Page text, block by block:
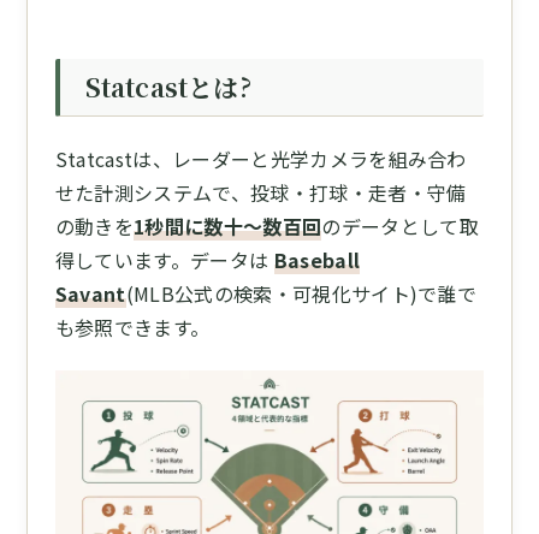
Statcastとは?
Statcastは、レーダーと光学カメラを組み合わ
せた計測システムで、投球・打球・走者・守備
の動きを1秒間に数十〜数百回のデータとして取
得しています。データは Baseball
Savant(MLB公式の検索・可視化サイト)で誰で
も参照できます。